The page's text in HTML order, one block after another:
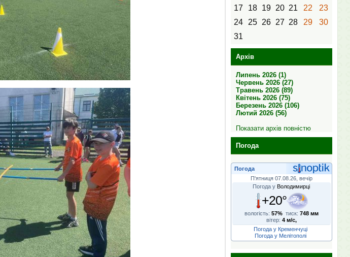
17
18 19 20 21 22
23
24
25 26 27 28 29
30
31
Архів
Липень 2026 (1)
Червень 2026 (27)
Травень 2026 (89)
Квітень 2026 (75)
Березень 2026 (106)
Лютий 2026 (56)
Показати архів повністю
Погода
Погода
П'ятниця 07.08.26, вечір
Погода у Володимирці
+20°
вологість: 57% тиск: 748 мм
вітер: 4 м/с,
Погода у Кременчуці
Погода у Мелітополі